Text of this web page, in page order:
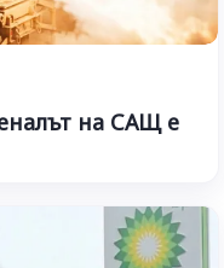
на САЩ е